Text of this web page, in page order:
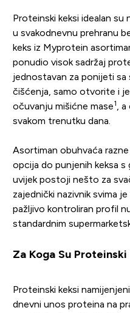
Proteinski keksi idealan
u svakodnevnu prehranu
keks iz Myprotein
ponudio visok sadržaj
jednostavan za ponijeti
čišćenja, samo otvorite i
očuvanju mišićne mase1, a
svakom trenutku dana.
Asortiman obuhvaća
opcija do punjenih keksa
uvijek postoji nešto za
zajednički nazivnik svima
pažljivo kontroliran profil
standardnim
Za Koga Su Proteinski
Proteinski keksi
dnevni unos proteina na